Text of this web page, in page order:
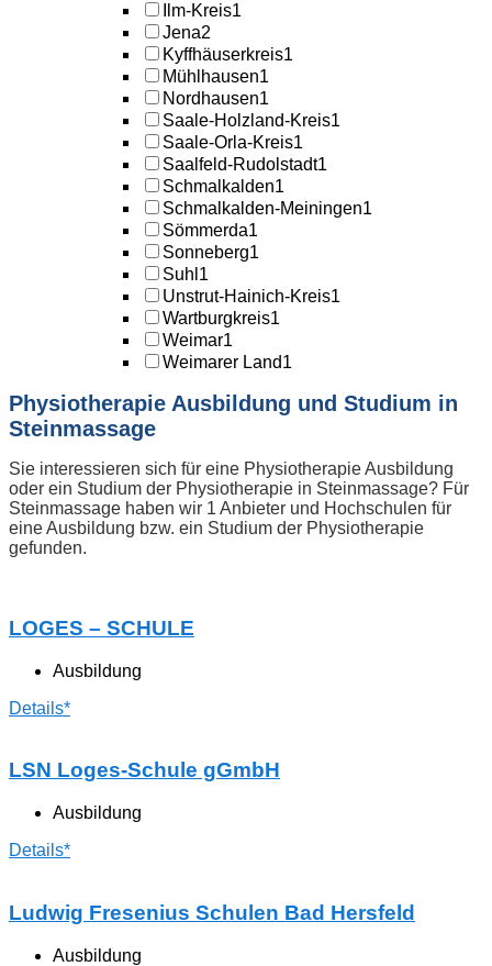
Ilm-Kreis1
Jena2
Kyffhäuserkreis1
Mühlhausen1
Nordhausen1
Saale-Holzland-Kreis1
Saale-Orla-Kreis1
Saalfeld-Rudolstadt1
Schmalkalden1
Schmalkalden-Meiningen1
Sömmerda1
Sonneberg1
Suhl 1
Unstrut-Hainich-Kreis1
Wartburgkreis1
Weimar1
Weimarer Land1
Physiotherapie Ausbildung und Studium in
Steinmassage
Sie interessieren sich für eine Physiotherapie Ausbildung
oder ein Studium der Physiotherapie in Steinmassage? Für
Steinmassage haben wir 1 Anbieter und Hochschulen für
eine Ausbildung bzw. ein Studium der Physiotherapie
gefunden.
LOGES – SCHULE
Ausbildung
Details*
LSN Loges-Schule gGmbH
Ausbildung
Details*
Ludwig Fresenius Schulen Bad Hersfeld
Ausbildung